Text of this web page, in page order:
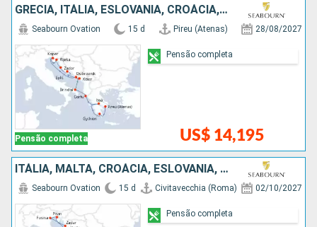
GRÉCIA, ITÁLIA, ESLOVÃNIA, CROÁCIA, MONTENEGRO
Pensão completa
Seabourn Ovation 15 d Pireu (Atenas) 28/08/2027
US$ 14,195
Pensão completa
ITÁLIA, MALTA, CROÁCIA, ESLOVÃNIA, MONTENEGRO, GRÉCIA
Seabourn Ovation 15 d Civitavecchia (Roma) 02/10/2027
Pensão completa